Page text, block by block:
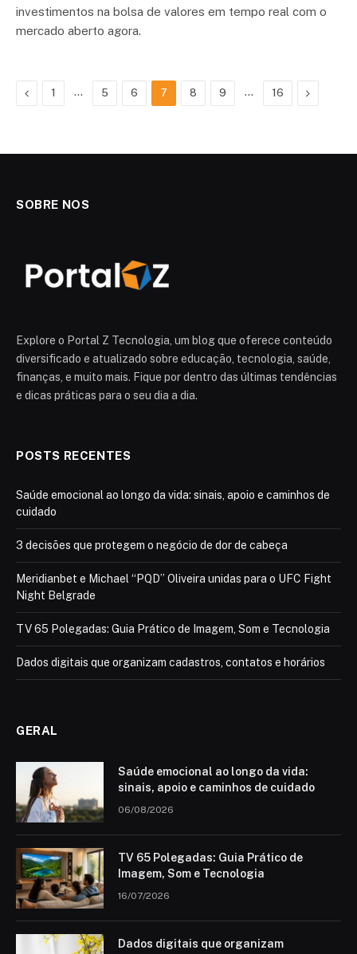
investimentos na bolsa de valores em tempo real com o
mercado aberto agora.
Previous
1 … 5 6 7 8 9 … 16 Next
SOBRE NOS
Explore o Portal Z Tecnologia, um blog que oferece conteúdo
diversificado e atualizado sobre educação, tecnologia, saúde,
finanças, e muito mais. Fique por dentro das últimas tendências
e dicas práticas para o seu dia a dia.
POSTS RECENTES
Saúde emocional ao longo da vida: sinais, apoio e caminhos de
cuidado
3 decisões que protegem o negócio de dor de cabeça
Meridianbet e Michael “PQD” Oliveira unidas para o UFC Fight
Night Belgrade
TV 65 Polegadas: Guia Prático de Imagem, Som e Tecnologia
Dados digitais que organizam cadastros, contatos e horários
GERAL
Saúde emocional ao longo da vida:
sinais, apoio e caminhos de cuidado
06/08/2026
TV 65 Polegadas: Guia Prático de
Imagem, Som e Tecnologia
16/07/2026
Dados digitais que organizam